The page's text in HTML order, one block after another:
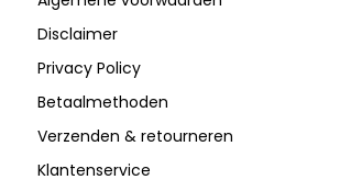
Disclaimer
Privacy Policy
Betaalmethoden
Verzenden & retourneren
Klantenservice